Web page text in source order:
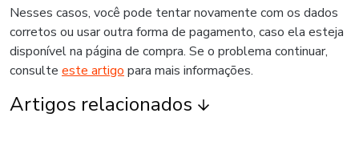
Nesses casos, você pode tentar novamente com os dados
corretos ou usar outra forma de pagamento, caso ela esteja
disponível na página de compra. Se o problema continuar,
consulte este artigo para mais informações.
Artigos relacionados